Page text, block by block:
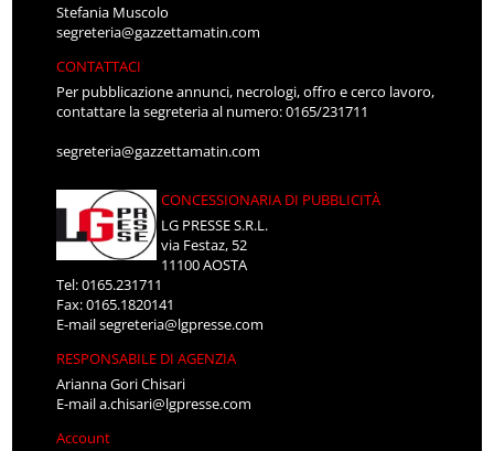
Stefania Muscolo
segreteria@gazzettamatin.com
CONTATTACI
Per pubblicazione annunci, necrologi, offro e cerco lavoro,
contattare la segreteria al numero: 0165/231711
segreteria@gazzettamatin.com
CONCESSIONARIA DI PUBBLICITÀ
LG PRESSE S.R.L.
via Festaz, 52
11100 AOSTA
Tel: 0165.231711
Fax: 0165.1820141
E-mailsegreteria@lgpresse.com
RESPONSABILE DI AGENZIA
Arianna Gori Chisari
E-maila.chisari@lgpresse.com
Account